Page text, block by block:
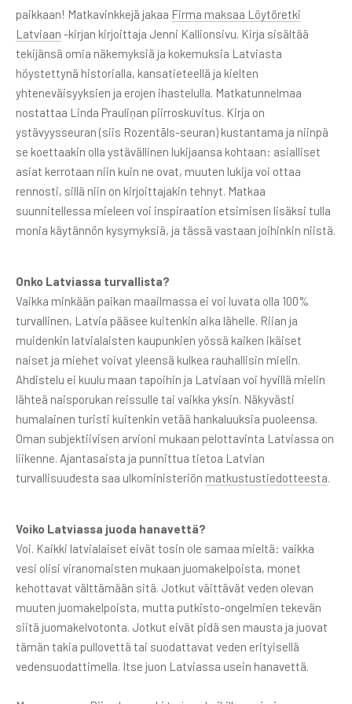
paikkaan! Matkavinkkejä jakaa Firma maksaa Löytöretki
Latviaan -kirjan kirjoittaja Jenni Kallionsivu. Kirja sisältää
tekijänsä omia näkemyksiä ja kokemuksia Latviasta
höystettynä historialla, kansatieteellä ja kielten
yhteneväisyyksien ja erojen ihastelulla. Matkatunnelmaa
nostattaa Linda Prauliņan piirroskuvitus. Kirja on
ystävyysseuran (siis Rozentāls-seuran) kustantama ja niinpä
se koettaakin olla ystävällinen lukijaansa kohtaan: asialliset
asiat kerrotaan niin kuin ne ovat, muuten lukija voi ottaa
rennosti, sillä niin on kirjoittajakin tehnyt. Matkaa
suunnitellessa mieleen voi inspiraation etsimisen lisäksi tulla
monia käytännön kysymyksiä, ja tässä vastaan joihinkin niistä.
Onko Latviassa turvallista?
Vaikka minkään paikan maailmassa ei voi luvata olla 100%
turvallinen, Latvia pääsee kuitenkin aika lähelle. Riian ja
muidenkin latvialaisten kaupunkien yössä kaiken ikäiset
naiset ja miehet voivat yleensä kulkea rauhallisin mielin.
Ahdistelu ei kuulu maan tapoihin ja Latviaan voi hyvillä mielin
lähteä naisporukan reissulle tai vaikka yksin. Näkyvästi
humalainen turisti kuitenkin vetää hankaluuksia puoleensa.
Oman subjektiivisen arvioni mukaan pelottavinta Latviassa on
liikenne. Ajantasaista ja punnittua tietoa Latvian
turvallisuudesta saa ulkoministeriön matkustustiedotteesta.
Voiko Latviassa juoda hanavettä?
Voi. Kaikki latvialaiset eivät tosin ole samaa mieltä: vaikka
vesi olisi viranomaisten mukaan juomakelpoista, monet
kehottavat välttämään sitä. Jotkut väittävät veden olevan
muuten juomakelpoista, mutta putkisto-ongelmien tekevän
siitä juomakelvotonta. Jotkut eivät pidä sen mausta ja juovat
tämän takia pullovettä tai suodattavat veden erityisellä
vedensuodattimella. Itse juon Latviassa usein hanavettä.